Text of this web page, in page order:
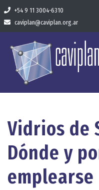
+54 9 11 3004-6310
caviplan@caviplan.org.ar
Vidrios de
Dónde y
emplearse